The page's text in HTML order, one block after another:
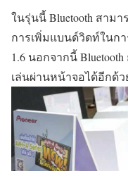
ในรุ่นนี้ Bluetooth สาม
การเพิ่มแบนด์วิดท์ในก
1.6 นอกจากนี้
เล่นผ่านหน้าจอได้อีกด้ว